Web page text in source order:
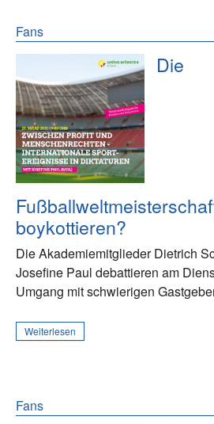
Fans
Die
boykottieren?
Die Akademiemitglieder Dietrich
Josefine Paul debattieren am
Umgang mit schwierigen
Weiterlesen
Fans